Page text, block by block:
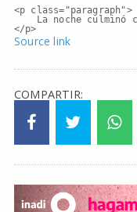
<p class="paragraph">
La noche culminó
</p>
Source link
COMPARTIR: